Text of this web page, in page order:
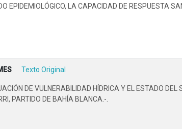
EPIDEMIOLÓGICO, LA CAPACIDAD DE RESPUESTA
Texto Original
DE VULNERABILIDAD HÍDRICA Y EL ESTADO DEL
PARTIDO DE BAHÍA BLANCA.-.